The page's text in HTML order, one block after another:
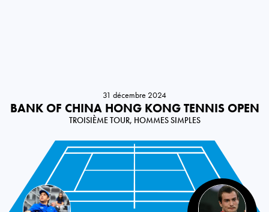
31 décembre 2024
BANK OF CHINA HONG KONG TENNIS OPEN
TROISIÈME TOUR, HOMMES SIMPLES
Italy